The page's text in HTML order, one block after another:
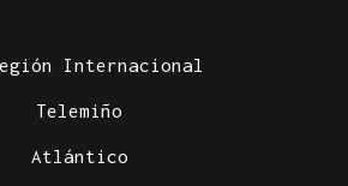
Internacional
Telemiño
Atlántico